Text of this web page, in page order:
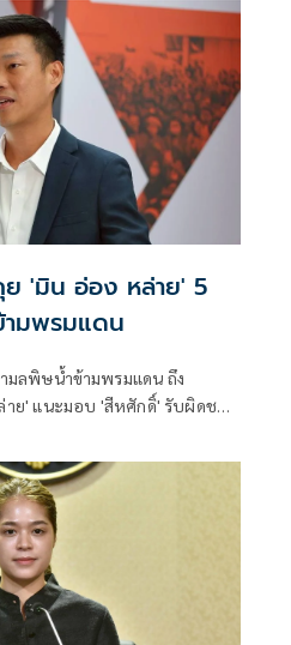
'มิน อ่อง หล่าย' 5
มพรมแดน
มลพิษน้ำข้ามพรมแดน ถึง
ย' แนะมอบ 'สีหศักดิ์' รับผิดชอบ